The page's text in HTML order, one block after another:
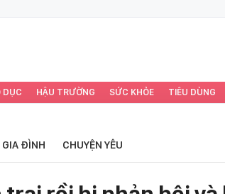
DỤC HẬU TRƯỜNG SỨC KHỎE TIÊU DÙNG
GIA ĐÌNH CHUYỆN YÊU